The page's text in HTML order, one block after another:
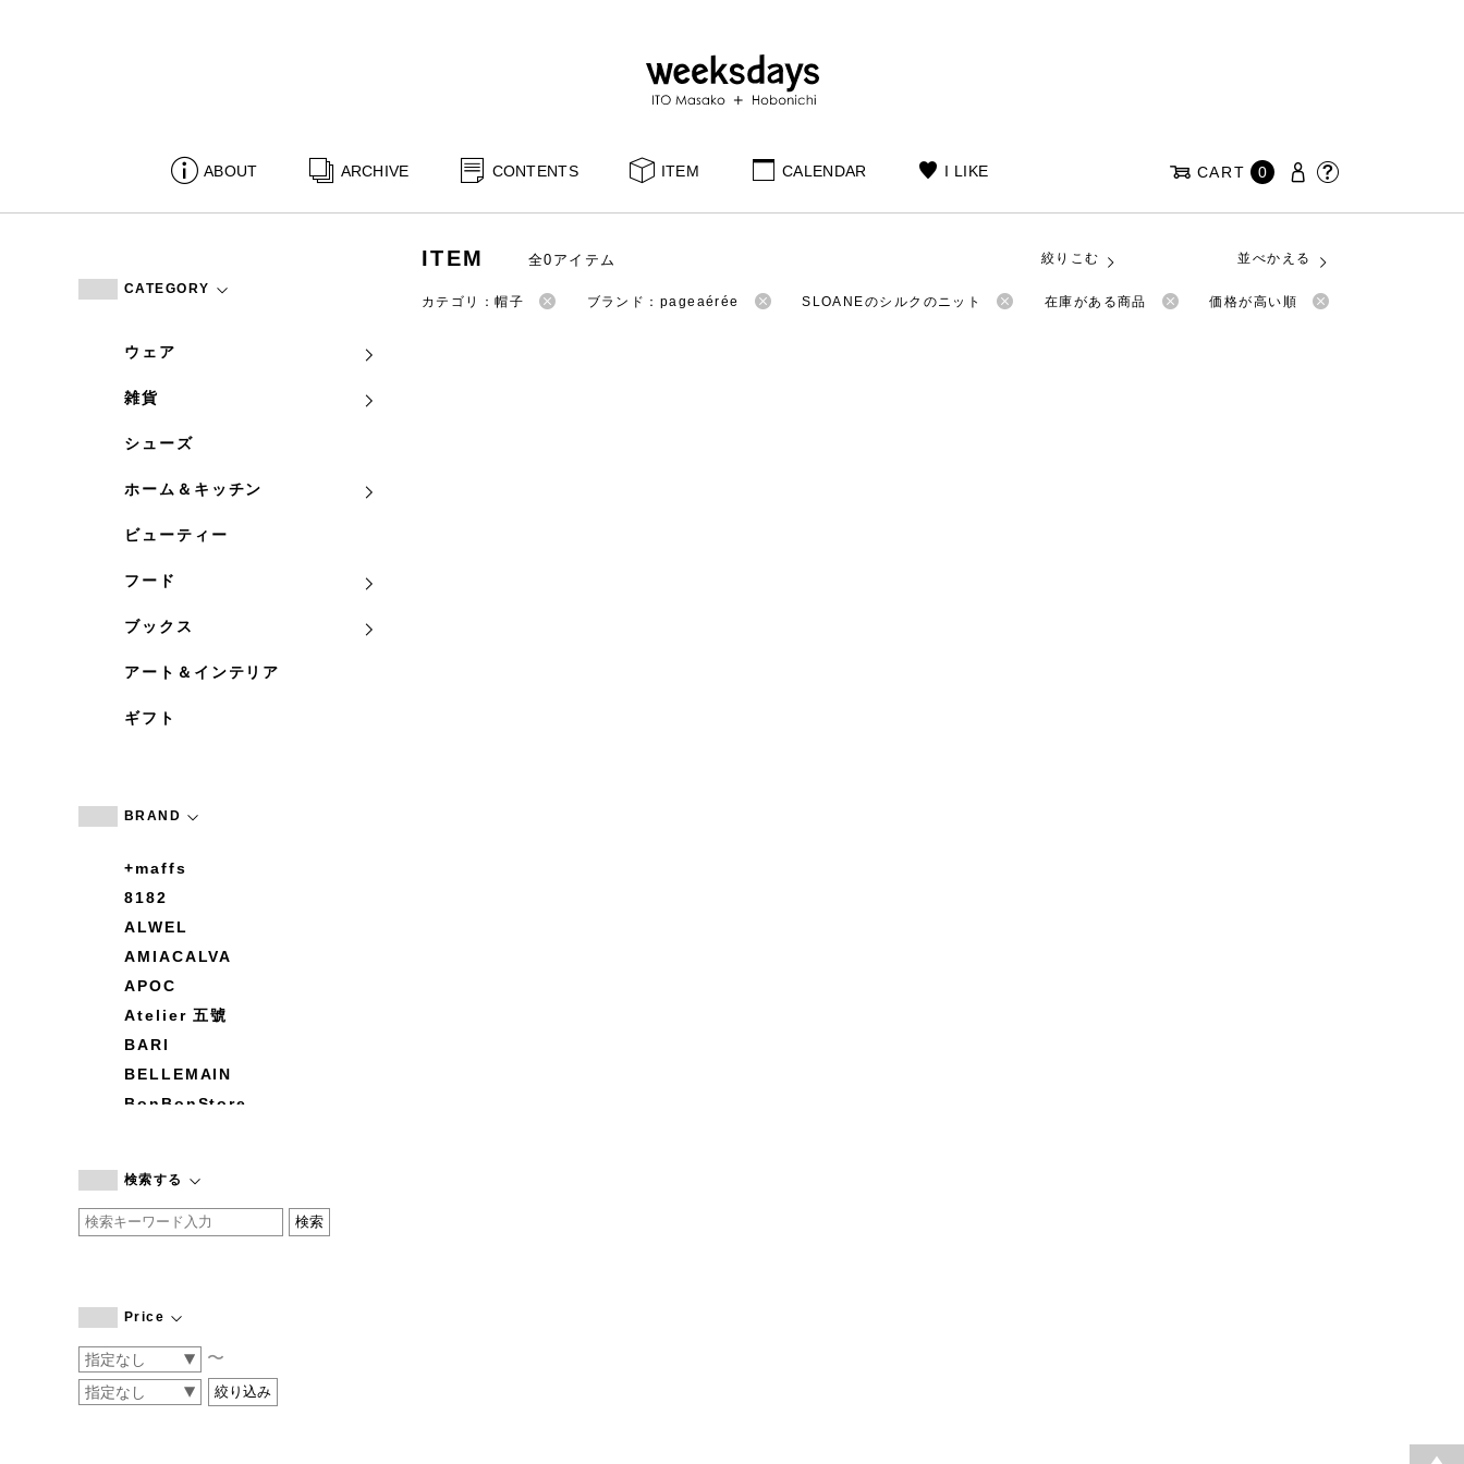
ABOUT ARCHIVE CONTENTS ITEM CALENDAR I LIKE CART 0
CATEGORY
ウェア
雑貨
シューズ
ホーム＆キッチン
ビューティー
フード
ブックス
アート＆インテリア
ギフト
BRAND
+maffs
8182
ALWEL
AMIACALVA
APOC
Atelier 五號
BARI
BELLEMAIN
BonBonStore
by basics
CATWORTH
COGTHEBIGSMOKE
CONVERSE
DEAN & DELUCA
検索する
Price
〜
ITEM 全0アイテム 絞りこむ 並べかえる
カテゴリ：帽子 ブランド：pageaérée SLOANEのシルクのニット 在庫がある商品 価格が高い順